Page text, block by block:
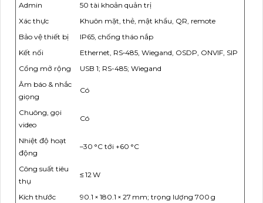
Admin
50 tài khoản quản trị
Xác thực
Khuôn mặt, thẻ, mật khẩu, QR, remote
Bảo vệ thiết bị
IP65, chống tháo nắp
Kết nối
Ethernet, RS‑485, Wiegand, OSDP, ONVIF, SIP
Cổng mở rộng
USB 1; RS-485; Wiegand
Âm báo & nhắc
giọng
Có
Chuông, gọi
video
Có
Nhiệt độ hoạt
động
–30 °C tới +60 °C
Công suất tiêu
thụ
≤ 12 W
Kích thước
90.1 × 180.1 × 27 mm; trọng lượng 700 g